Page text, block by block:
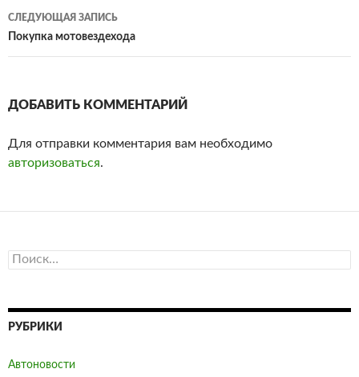
по
записям
СЛЕДУЮЩАЯ ЗАПИСЬ
Покупка мотовездехода
ДОБАВИТЬ КОММЕНТАРИЙ
Для отправки комментария вам необходимо
авторизоваться.
Н
а
и
:РУБРИКИ
Автоновости